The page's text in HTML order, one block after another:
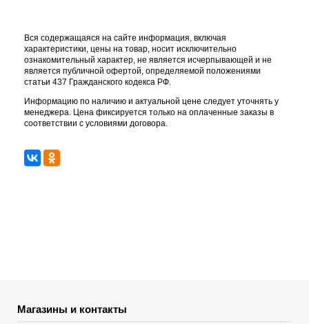
Вся содержащаяся на сайте информация, включая
характеристики, цены на товар, носит исключительно
ознакомительный характер, не является исчерпывающей и не
является публичной офертой, определяемой положениями
статьи 437 Гражданского кодекса РФ.
Информацию по наличию и актуальной цене следует уточнять у
менеджера. Цена фиксируется только на оплаченные заказы в
соответствии с условиями договора.
Магазины и контакты